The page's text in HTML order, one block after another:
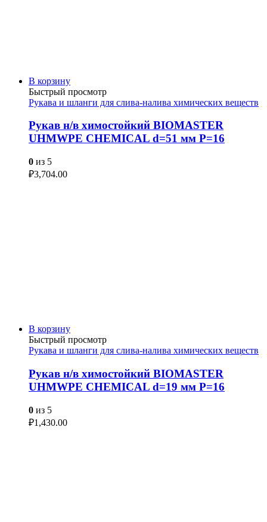
В корзину
Быстрый просмотр
Рукава и шланги для слива-налива химических веществ
Рукав н/в химостойкий BIOMASTER
UHMWPE CHEMICAL d=51 мм P=16
0 из 5
₽3,704.00
В корзину
Быстрый просмотр
Рукава и шланги для слива-налива химических веществ
Рукав н/в химостойкий BIOMASTER
UHMWPE CHEMICAL d=19 мм P=16
0 из 5
₽1,430.00